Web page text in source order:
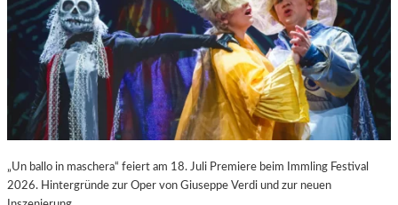
„Un ballo in maschera“ feiert am 18. Juli Premiere beim Immling Festival
2026. Hintergründe zur Oper von Giuseppe Verdi und zur neuen